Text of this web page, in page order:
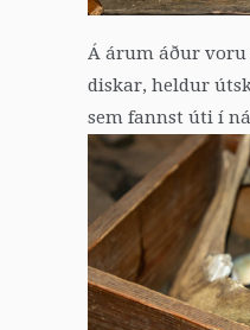
Á árum áður
diskar, heldur
sem fannst úti í